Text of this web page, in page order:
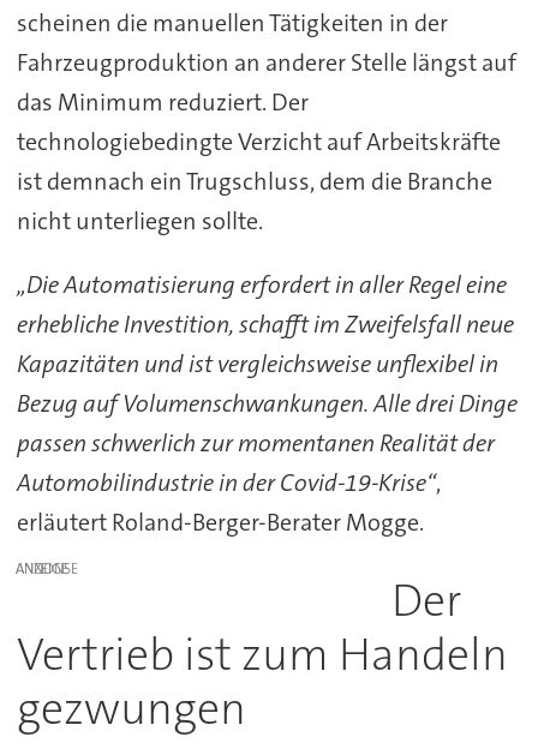
scheinen die manuellen Tätigkeiten in der
Fahrzeugproduktion an anderer Stelle längst auf
das Minimum reduziert. Der
technologiebedingte Verzicht auf Arbeitskräfte
ist demnach ein Trugschluss, dem die Branche
nicht unterliegen sollte.
„Die Automatisierung erfordert in aller Regel eine
erhebliche Investition, schafft im Zweifelsfall neue
Kapazitäten und ist vergleichsweise unflexibel in
Bezug auf Volumenschwankungen. Alle drei Dinge
passen schwerlich zur momentanen Realität der
Automobilindustrie in der Covid-19-Krise“,
erläutert Roland-Berger-Berater Mogge.
ANZEIGE
Der
Vertrieb ist zum Handeln
gezwungen